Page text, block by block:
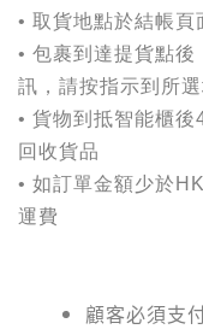
• 取貨地點於結帳頁
• 包裹到達提貨點
訊，請按指示到所
• 貨物到抵智能櫃
回收貨品
• 如訂單金額少於
運費
顧客必須支